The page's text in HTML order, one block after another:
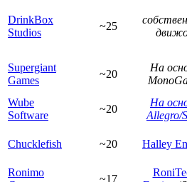
DrinkBox
Studios
~25
Supergiant
Games
~20
На
Wube
Software
~20
На
Allegro/
Chucklefish ~20 Halley
Ronimo
~17